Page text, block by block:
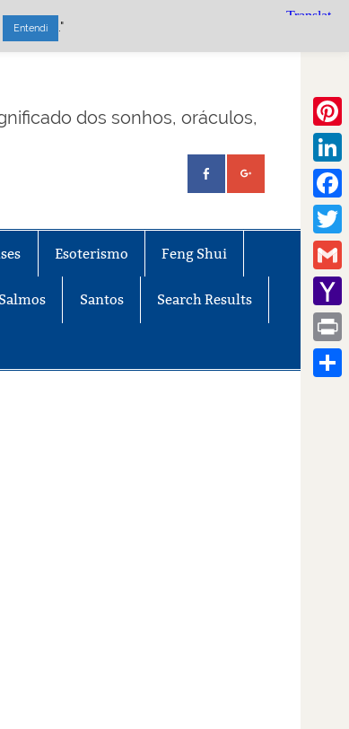
dos sonhos, oráculos,
Esoterismo Feng Shui
Salmos Santos Search Results
Gmail
Mail
Print
Entendi ."